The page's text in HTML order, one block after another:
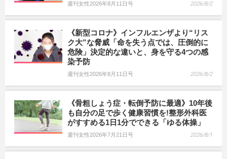
週刊女性2026年8月11日号 2026/8/2
《新型コロナ》インフルエンザより“リス
ク大”な脅威「命を失う点では、圧倒的に
危険」決定的な違いと、身を守る4つの感
染予防
週刊女性2026年8月11日号 2026/8/2
《骨粗しょう症・転倒予防に最適》10年後
も自分の足で歩く健康習慣を!整形外科医
がすすめる1日1分でできる「ゆる体操」
週刊女性2026年7月21日号 2026/8/1